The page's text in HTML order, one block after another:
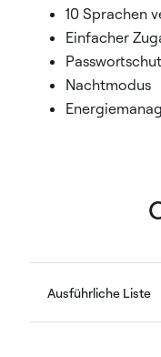
10 Sprachen
Einfacher
Nachtmodus
Ausführliche Liste